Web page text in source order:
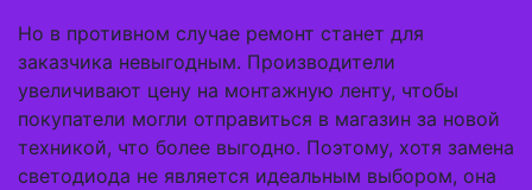
Но в противном случае ремонт станет для
заказчика невыгодным. Производители
увеличивают цену на монтажную ленту, чтобы
покупатели могли отправиться в магазин за новой
техникой, что более выгодно. Поэтому, хотя замена
светодиода не является идеальным выбором, она